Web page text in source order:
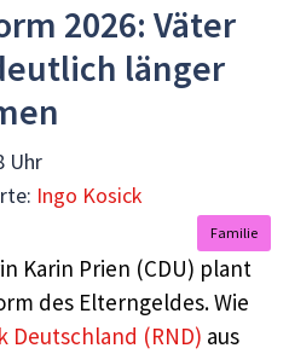
2026: Väter
länger
Uhr
Ingo Kosick
Familie
Karin Prien (CDU) plant
des Elterngeldes. Wie
Deutschland (RND) aus